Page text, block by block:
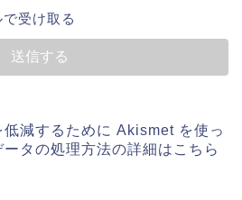
受け取る
減するために Akismet を使っ
ータの処理方法の詳細はこちら